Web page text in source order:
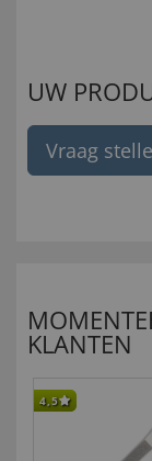
UW
Vraag
KLANTEN
4,5